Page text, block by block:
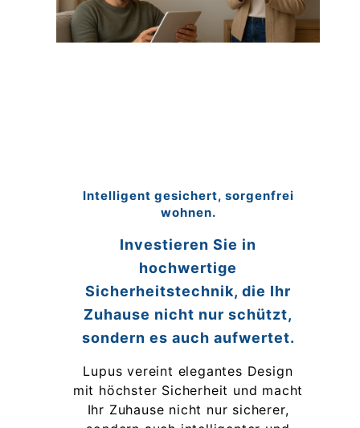
Intelligent gesichert, sorgenfrei
wohnen.
Investieren Sie in
hochwertige
Sicherheitstechnik, die Ihr
Zuhause nicht nur schützt,
sondern es auch aufwertet.
Lupus vereint elegantes Design
mit höchster Sicherheit und macht
Ihr Zuhause nicht nur sicherer,